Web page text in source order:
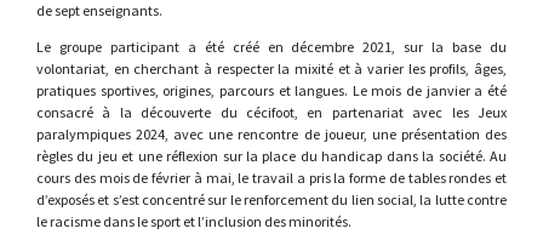
de sept enseignants.
Le groupe participant a été créé en décembre 2021, sur la base du
volontariat, en cherchant à respecter la mixité et à varier les profils, âges,
pratiques sportives, origines, parcours et langues. Le mois de janvier a été
consacré à la découverte du cécifoot, en partenariat avec les Jeux
paralympiques 2024, avec une rencontre de joueur, une présentation des
règles du jeu et une réflexion sur la place du handicap dans la société. Au
cours des mois de février à mai, le travail a pris la forme de tables rondes et
d’exposés et s’est concentré sur le renforcement du lien social, la lutte contre
le racisme dans le sport et l’inclusion des minorités.